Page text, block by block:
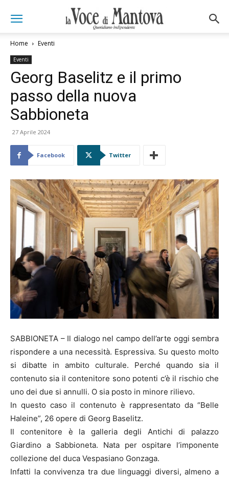
Home Eventi
Eventi
Georg Baselitz e il primo
passo della nuova
Sabbioneta
27 Aprile 2024
Facebook Twitter
SABBIONETA – Il dialogo nel campo dell’arte oggi sembra
rispondere a una necessità. Espressiva. Su questo molto
si dibatte in ambito culturale. Perché quando sia il
contenuto sia il contenitore sono potenti c’è il rischio che
uno dei due si annulli. O sia posto in minore rilievo.
In questo caso il contenuto è rappresentato da “Belle
Haleine”, 26 opere di Georg Baselitz.
Il contenitore è la galleria degli Antichi di palazzo
Giardino a Sabbioneta. Nata per ospitare l’imponente
collezione del duca Vespasiano Gonzaga.
Infatti la convivenza tra due linguaggi diversi, almeno a